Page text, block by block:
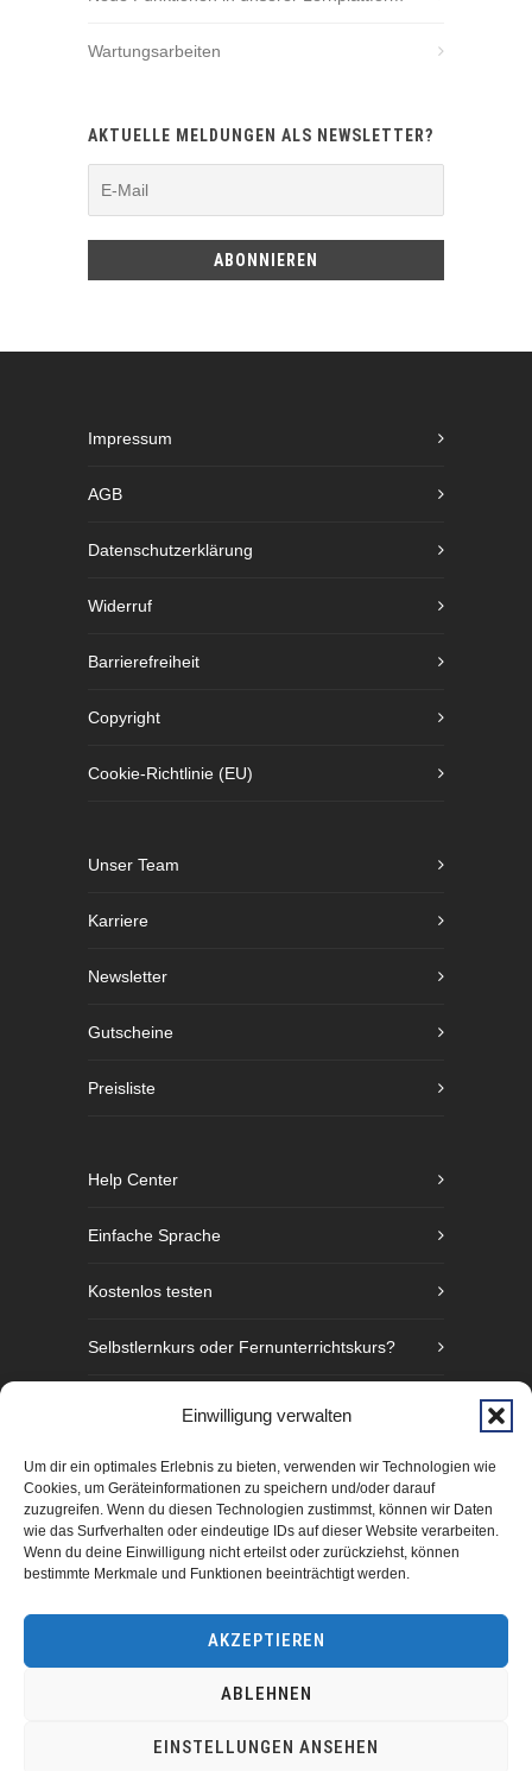
Einwilligung verwalten
Um dir ein optimales Erlebnis zu bieten, verwenden wir Technologien wie
Cookies, um Geräteinformationen zu speichern und/oder darauf
zuzugreifen. Wenn du diesen Technologien zustimmst, können wir Daten
wie das Surfverhalten oder eindeutige IDs auf dieser Website verarbeiten.
Wenn du deine Einwilligung nicht erteilst oder zurückziehst, können
bestimmte Merkmale und Funktionen beeinträchtigt werden.
AKZEPTIEREN
ABLEHNEN
EINSTELLUNGEN ANSEHEN
Wartungsarbeiten
AKTUELLE MELDUNGEN ALS NEWSLETTER?
Impressum
AGB
Datenschutzerklärung
Widerruf
Barrierefreiheit
Copyright
Cookie-Richtlinie (EU)
Unser Team
Karriere
Newsletter
Gutscheine
Preisliste
Help Center
Einfache Sprache
Kostenlos testen
Selbstlernkurs oder Fernunterrichtskurs?
Fünf Gründe Gebärdensprache zu lernen
manimundo GmbH Hamburg 2025